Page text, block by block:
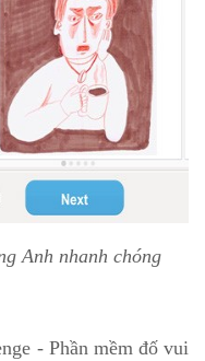
Anh nhanh chóng
- Phần mềm đố vui